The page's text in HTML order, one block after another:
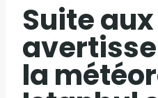
Suite aux
la